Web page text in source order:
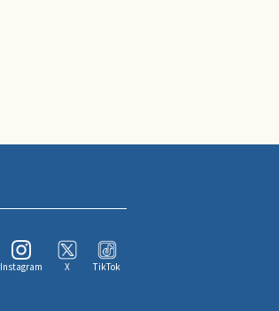
Instagram X TikTok